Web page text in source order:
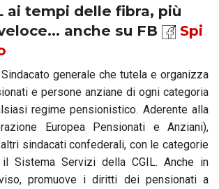
ai tempi delle fibra, più
anche su FB
Spi
generale che tutela e organizza
e persone anziane di ogni categoria
regime pensionistico. Aderente alla
Europea Pensionati e Anziani),
sindacati confederali, con le categorie
Sistema Servizi della CGIL. Anche in
promuove i diritti dei pensionati a